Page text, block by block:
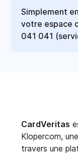
Simplement
votre espace
041 041
CardVeritas
Klopercom,
travers une